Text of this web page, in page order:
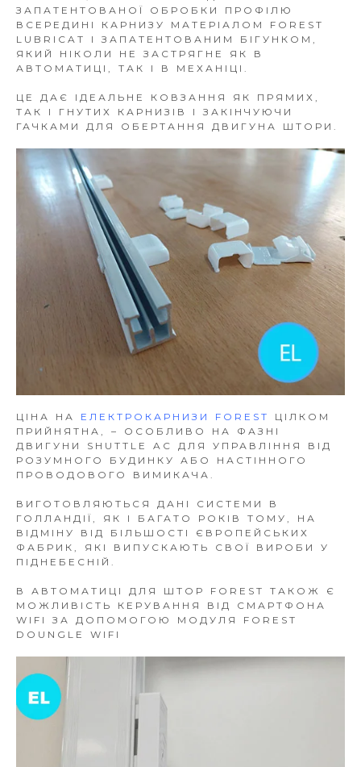
ЗАПАТЕНТОВАНОЇ ОБРОБКИ ПРОФІЛЮ
ВСЕРЕДИНІ КАРНИЗУ МАТЕРІАЛОМ FOREST
LUBRICAT І ЗАПАТЕНТОВАНИМ БІГУНКОМ,
ЯКИЙ НІКОЛИ НЕ ЗАСТРЯГНЕ ЯК В
АВТОМАТИЦІ, ТАК І В МЕХАНІЦІ.
ЦЕ ДАЄ ІДЕАЛЬНЕ КОВЗАННЯ ЯК ПРЯМИХ,
ТАК І ГНУТИХ КАРНИЗІВ І ЗАКІНЧУЮЧИ
ГАЧКАМИ ДЛЯ ОБЕРТАННЯ ДВИГУНА ШТОРИ.
ЦІНА НА ЕЛЕКТРОКАРНИЗИ FOREST
ЦІЛКОМ
ПРИЙНЯТНА, – ОСОБЛИВО НА ФАЗНІ
ДВИГУНИ SHUTTLE AC ДЛЯ УПРАВЛІННЯ ВІД
РОЗУМНОГО БУДИНКУ АБО НАСТІННОГО
ПРОВОДОВОГО ВИМИКАЧА.
ВИГОТОВЛЯЮТЬСЯ ДАНІ СИСТЕМИ В
ГОЛЛАНДІЇ, ЯК І БАГАТО РОКІВ ТОМУ, НА
ВІДМІНУ ВІД БІЛЬШОСТІ ЄВРОПЕЙСЬКИХ
ФАБРИК, ЯКІ ВИПУСКАЮТЬ СВОЇ ВИРОБИ У
ПІДНЕБЕСНІЙ.
В АВТОМАТИЦІ ДЛЯ ШТОР FOREST ТАКОЖ Є
МОЖЛИВІСТЬ КЕРУВАННЯ ВІД СМАРТФОНА
WIFI ЗА ДОПОМОГОЮ МОДУЛЯ FOREST
DOUNGLE WIFI